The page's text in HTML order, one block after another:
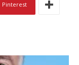
Pinterest